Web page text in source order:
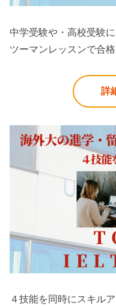
中学受験や・高校受験
ツーマンレッスンで合
詳
４技能を同時にスキル